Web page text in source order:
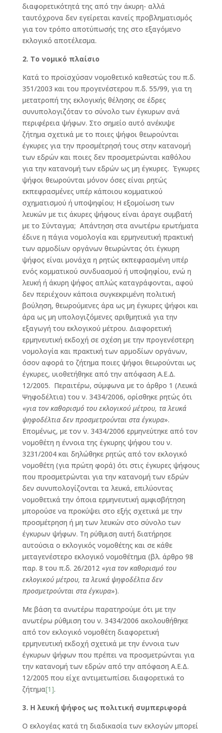
διαφορετικότητά της από την άκυρη- αλλά
ταυτόχρονα δεν εγείρεται κανείς προβληματισμός
για τον τρόπο αποτύπωσής της στο εξαγόμενο
εκλογικό αποτέλεσμα.
2. Το νομικό πλαίσιο
Κατά το προϊσχύσαν νομοθετικό καθεστώς του π.δ.
351/2003 και του προγενέστερου π.δ. 55/99, για τη
μετατροπή της εκλογικής θέλησης σε έδρες
συνυπολογιζόταν το σύνολο των έγκυρων ανά
περιφέρεια ψήφων. Στο σημείο αυτό ανέκυψε
ζήτημα σχετικά με το ποιες ψήφοι θεωρούνται
έγκυρες για την προσμέτρησή τους στην κατανομή
των εδρών και ποιες δεν προσμετρώνται καθόλου
για την κατανομή των εδρών ως μη έγκυρες. Έγκυρες
ψήφοι θεωρούνται μόνον όσες είναι ρητώς
εκπεφρασμένες υπέρ κάποιου κομματικού
σχηματισμού ή υποψηφίου; Η εξομοίωση των
λευκών με τις άκυρες ψήφους είναι άραγε συμβατή
με το Σύνταγμα; Απάντηση στα ανωτέρω ερωτήματα
έδινε η πάγια νομολογία και ερμηνευτική πρακτική
των αρμοδίων οργάνων θεωρώντας ότι έγκυρη
ψήφος είναι μονάχα η ρητώς εκπεφρασμένη υπέρ
ενός κομματικού συνδυασμού ή υποψηφίου, ενώ η
λευκή ή άκυρη ψήφος απλώς καταγράφονται, αφού
δεν περιέχουν κάποια συγκεκριμένη πολιτική
βούληση, θεωρούμενες άρα ως μη έγκυρες ψήφοι και
άρα ως μη υπολογιζόμενες αριθμητικά για την
εξαγωγή του εκλογικού μέτρου. Διαφορετική
ερμηνευτική εκδοχή σε σχέση με την προγενέστερη
νομολογία και πρακτική των αρμοδίων οργάνων,
όσον αφορά το ζήτημα ποιες ψήφοι θεωρούνται ως
έγκυρες, υιοθετήθηκε από την απόφαση Α.Ε.Δ.
12/2005. Περαιτέρω, σύμφωνα με το άρθρο 1 (Λευκά
Ψηφοδέλτια) του ν. 3434/2006, ορίσθηκε ρητώς ότι
«για τον καθορισμό του εκλογικού μέτρου, τα λευκά
ψηφοδέλτια δεν προσμετρούνται στα έγκυρα».
Επομένως, με τον ν. 3434/2006 ερμηνεύτηκε από τον
νομοθέτη η έννοια της έγκυρης ψήφου του ν.
3231/2004 και δηλώθηκε ρητώς από τον εκλογικό
νομοθέτη (για πρώτη φορά) ότι στις έγκυρες ψήφους
που προσμετρώνται για την κατανομή των εδρών
δεν συνυπολογίζονται τα λευκά, επιλύοντας
νομοθετικά την όποια ερμηνευτική αμφισβήτηση
μπορούσε να προκύψει στο εξής σχετικά με την
προσμέτρηση ή μη των λευκών στο σύνολο των
έγκυρων ψήφων. Τη ρύθμιση αυτή διατήρησε
αυτούσια ο εκλογικός νομοθέτης και σε κάθε
μεταγενέστερο εκλογικό νομοθέτημα (βλ. άρθρο 98
παρ. 8 του π.δ. 26/2012 «για τον καθορισμό του
εκλογικού μέτρου, τα λευκά ψηφοδέλτια δεν
προσμετρούνται στα έγκυρα»).
Με βάση τα ανωτέρω παρατηρούμε ότι με την
ανωτέρω ρύθμιση του ν. 3434/2006 ακολουθήθηκε
από τον εκλογικό νομοθέτη διαφορετική
ερμηνευτική εκδοχή σχετικά με την έννοια των
έγκυρων ψήφων που πρέπει να προσμετρώνται για
την κατανομή των εδρών από την απόφαση Α.Ε.Δ.
12/2005 που είχε αντιμετωπίσει διαφορετικά το
ζήτημα[1].
3. Η λευκή ψήφος ως πολιτική συμπεριφορά
Ο εκλογέας κατά τη διαδικασία των εκλογών μπορεί